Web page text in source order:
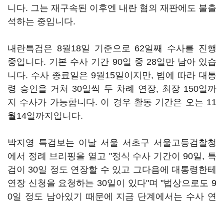
니다. 그는 재구속된 이후엔 내란 혐의 재판에도 불출
석하는 중입니다.
내란특검은 8월18일 기준으로 62일째 수사를 진행
중입니다. 기본 수사 기간 90일 중 28일만 남아 있습
니다. 수사 종료일은 9월15일이지만, 법에 따라 대통
령 승인을 거쳐 30일씩 두 차례 연장, 최장 150일까
지 수사가 가능합니다. 이 경우 활동 기간은 오는 11
월14일까지입니다.
박지영 특검보는 이날 서울 서초구 서울고등검찰청
에서 정례 브리핑을 열고 "정식 수사 기간이 90일, 특
검이 30일 정도 연장할 수 있고 그다음에 대통령한테
연장 신청을 요청하는 30일이 있다"며 "법상으로도 9
0일 정도 남아있기 때문에 지금 단계에서는 수사 연